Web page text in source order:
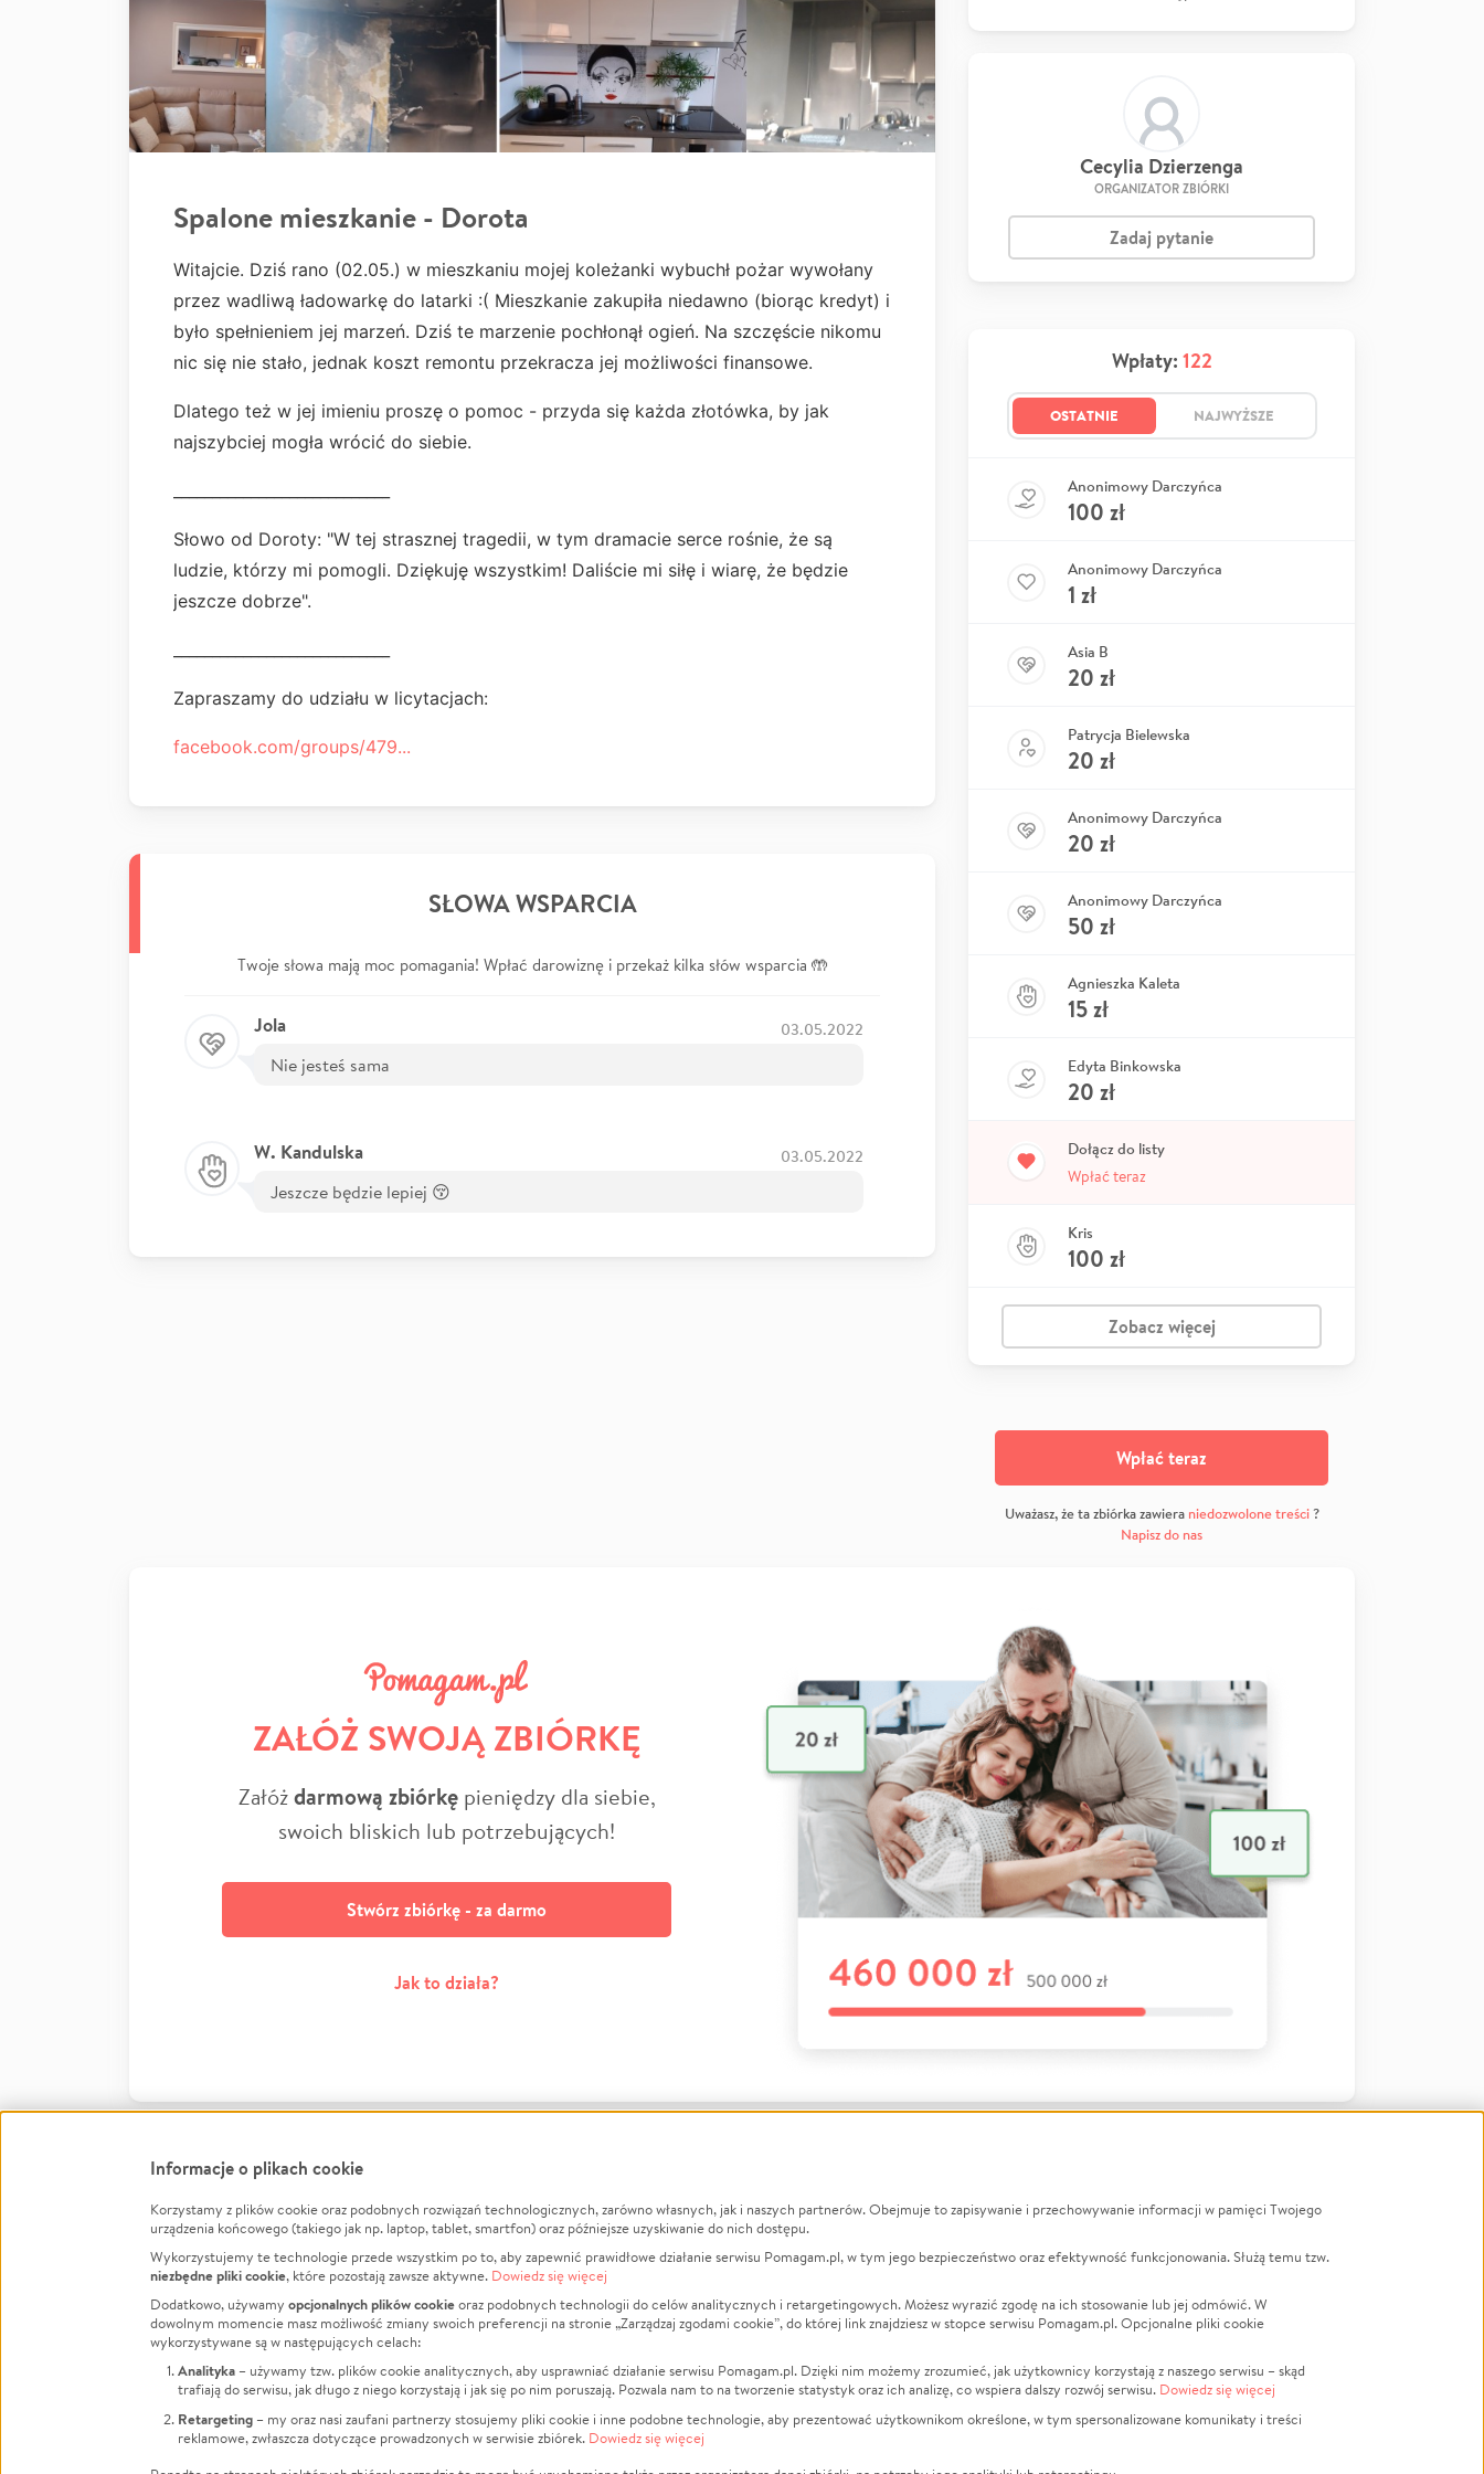
Spalone mieszkanie - Dorota
Witajcie. Dziś rano (02.05.) w mieszkaniu mojej koleżanki wybuchł pożar wywołany
przez wadliwą ładowarkę do latarki :( Mieszkanie zakupiła niedawno (biorąc kredyt) i
było spełnieniem jej marzeń. Dziś te marzenie pochłonął ogień. Na szczęście nikomu
nic się nie stało, jednak koszt remontu przekracza jej możliwości finansowe.
Dlatego też w jej imieniu proszę o pomoc - przyda się każda złotówka, by jak
najszybciej mogła wrócić do siebie.
Słowo od Doroty: "W tej strasznej tragedii, w tym dramacie serce rośnie, że są
ludzie, którzy mi pomogli. Dziękuję wszystkim! Daliście mi siłę i wiarę, że będzie
jeszcze dobrze".
Zapraszamy do udziału w licytacjach:
facebook.com/groups/479...
SŁOWA WSPARCIA
Twoje słowa mają moc pomagania! Wpłać darowiznę i przekaż kilka słów wsparcia 🤲
Jola 03.05.2022
Nie jesteś sama
W. Kandulska 03.05.2022
Jeszcze będzie lepiej 😚
Cecylia Dzierzenga
ORGANIZATOR ZBIÓRKI
Zadaj pytanie
Wpłaty: 122
OSTATNIE NAJWYŻSZE
Anonimowy Darczyńca
100 zł
Anonimowy Darczyńca
1 zł
Asia B
20 zł
Patrycja Bielewska
20 zł
Anonimowy Darczyńca
20 zł
Anonimowy Darczyńca
50 zł
Agnieszka Kaleta
15zł
Edyta Binkowska
20 zł
Dołącz do listy
Wpłać teraz
Kris
100 zł
Zobacz więcej
Wpłać teraz
Uważasz, że ta zbiórka zawiera niedozwolone treści?
Napisz do nas
ZAŁÓŻ SWOJĄ ZBIÓRKĘ
Załóżdarmową zbiórkępieniędzy dla siebie,
swoich bliskich lub potrzebujących!
Stwórz zbiórkę - za darmo
Jak to działa?
FacebookTwitter Instagram
LinkedInTikTok Youtube
Informacje
Jak to działa?
Regulamin
Polityka Prywatności
Kontakt
Porównanie serwisów
Polityka plików cookie
Zarządzaj zgodami cookie
O nas
Opinie
Raporty
Za darmo
Dla NGO
Fundacja Pomagam.pl
Zbieraj na
Leczenie
Zwierzęta
Pożar
Sport
Pomoc Finansowa
Pogrzeb
LGBTQ+
Powódź
Wichura
Religia
Edukacja
Informacje o plikach cookie
Korzystamy z plików cookie oraz podobnych rozwiązań technologicznych, zarówno własnych, jak i naszych partnerów. Obejmuje to zapisywanie i przechowywanie informacji w pamięci Twojego
urządzenia końcowego (takiego jak np. laptop, tablet, smartfon) oraz późniejsze uzyskiwanie do nich dostępu.
Wykorzystujemy te technologie przede wszystkim po to, aby zapewnić prawidłowe działanie serwisu Pomagam.pl, w tym jego bezpieczeństwo oraz efektywność funkcjonowania. Służą temu tzw.
niezbędne pliki cookie, które pozostają zawsze aktywne. Dowiedz się więcej
Dodatkowo, używamy opcjonalnych plików cookieoraz podobnych technologii do celów analitycznych i retargetingowych. Możesz wyrazić zgodę na ich stosowanie lub jej odmówić. W
dowolnym momencie masz możliwość zmiany swoich preferencji na stronie „Zarządzaj zgodami cookie”, do której link znajdziesz w stopce serwisu Pomagam.pl. Opcjonalne pliki cookie
wykorzystywane są w następujących celach:
Analityka – używamy tzw. plików cookie analitycznych, aby usprawniać działanie serwisu Pomagam.pl. Dzięki nim możemy zrozumieć, jak użytkownicy korzystają z naszego serwisu – skąd
trafiają do serwisu, jak długo z niego korzystają i jak się po nim poruszają. Pozwala nam to na tworzenie statystyk oraz ich analizę, co wspiera dalszy rozwój serwisu. Dowiedz się więcej
Retargeting – my oraz nasi zaufani partnerzy stosujemy pliki cookie i inne podobne technologie, aby prezentować użytkownikom określone, w tym spersonalizowane komunikaty i treści
reklamowe, zwłaszcza dotyczące prowadzonych w serwisie zbiórek. Dowiedz się więcej